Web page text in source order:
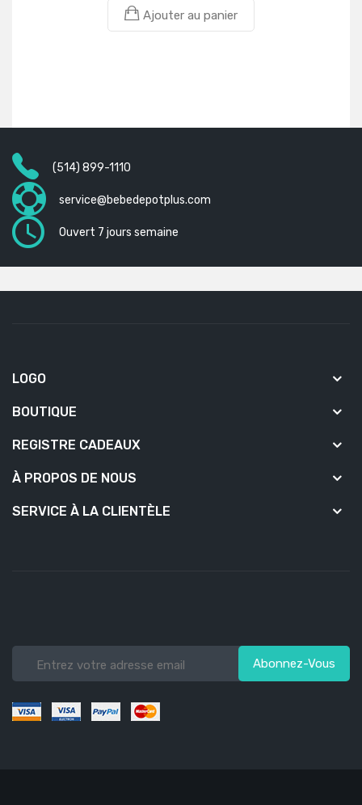
Ajouter au panier
(514) 899-1110
service@bebedepotplus.com
Ouvert 7 jours semaine
LOGO
BOUTIQUE
REGISTRE CADEAUX
À PROPOS DE NOUS
SERVICE À LA CLIENTÈLE
Abonnez-Vous